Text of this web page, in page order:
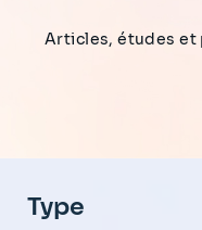
Articles, études et
Type